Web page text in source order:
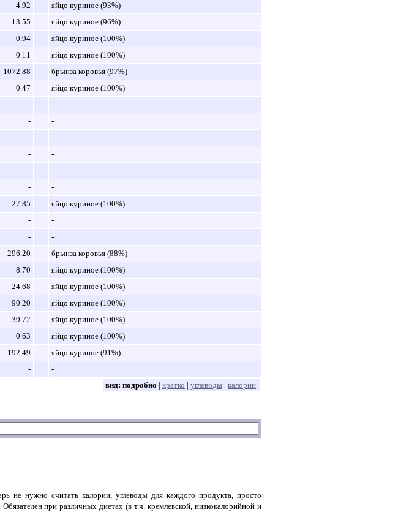
4.92
яйцо куриное (93%)
13.55
яйцо куриное (96%)
0.94
яйцо куриное (100%)
0.11
яйцо куриное (100%)
1072.88
брынза коровья (97%)
0.47
яйцо куриное (100%)
-
-
-
-
-
-
-
-
-
-
-
-
27.85
яйцо куриное (100%)
-
-
-
-
296.20
брынза коровья (88%)
8.70
яйцо куриное (100%)
24.68
яйцо куриное (100%)
90.20
яйцо куриное (100%)
39.72
яйцо куриное (100%)
0.63
яйцо куриное (100%)
192.49
яйцо куриное (91%)
-
-
вид: подробно | кратко | углеводы | калории
не нужно считать калории, углеводы для каждого продукта, просто
при различных диетах (в т.ч. кремлевской, низкокалорийной и